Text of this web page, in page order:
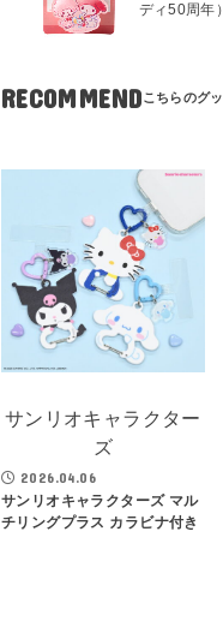
ディ50周年）
RECOMMEND
サンリオキャラクター
ズ
2026.04.06
サンリオキャラクターズ マル
チリングプラス カラビナ付き